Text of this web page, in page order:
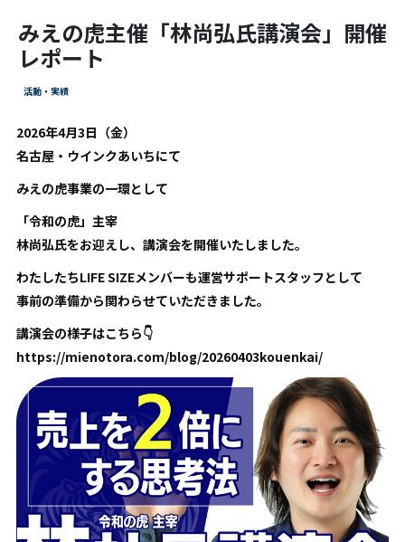
みえの虎主催「林尚弘氏講演会」開催
レポート
活動・実績
2026年4月3日（金）
名古屋・ウインクあいちにて
みえの虎事業の一環として
「令和の虎」主宰
林尚弘氏をお迎えし、講演会を開催いたしました。
わたしたちLIFE SIZEメンバーも運営サポートスタッフとして
事前の準備から関わらせていただきました。
講演会の様子はこちら👇
https://mienotora.com/blog/20260403kouenkai/